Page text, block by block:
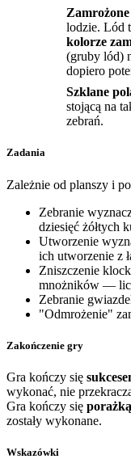
lodzie. Lód
kolorze
(gruby lód)
dopiero
Szklane
stojącą na
zebrań.
Zadania
Zależnie od planszy i
Zebranie
dziesięć żółtych
Utworzenie
ich utworzenie z
Zniszczenie
mnożników —
Zebranie
"Odmrożenie"
Zakończenie gry
Gra kończy się
wykonać, nie
Gra kończy się porażką
zostały wykonane.
Wskazówki